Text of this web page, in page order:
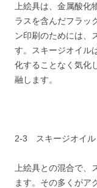
上絵具は、金属酸
ラスを含んだフラッ
ン印刷のためには、
す。スキージオイル
化することなく気化
融します。
2-3 スキージオイル
上絵具との混合で
ます。その多くがア